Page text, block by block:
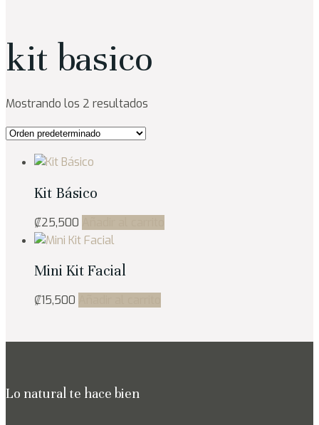
kit basico
Mostrando los 2 resultados
Kit Básico
₡25,500
Mini Kit Facial
₡15,500
Lo natural te hace bien